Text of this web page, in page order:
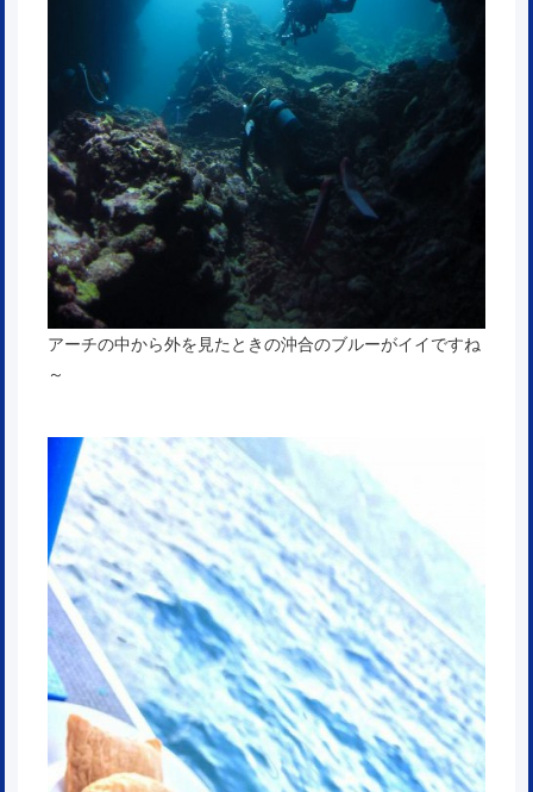
アーチの中から外を見たときの沖合のブルーがイイですね
～